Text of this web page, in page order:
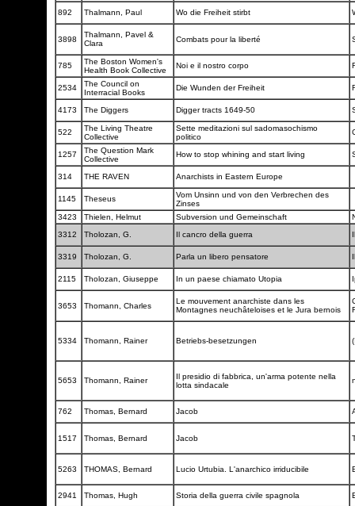
892 Thalmann, Paul Wo die Freiheit stirbt
3898
Thalmann, Pavel &
Clara
Combats pour la liberté
785
The Boston Women's
Health Book Collective
Noi e il nostro corpo
2534
The Council on
Interracial Books
Die Wunden der Freiheit
4173 The Diggers Digger tracts 1649-50
522
The Living Theatre
Collective
Sette meditazioni sul sadomasochismo
politico
1257
The Question Mark
Collective
How to stop whining and start living
314 THE RAVEN Anarchists in Eastern Europe
1145 Theseus
Vom Unsinn und von den Verbrechen des
Zinses
3423
Thielen, Helmut Subversion und Gemeinschaft
3312
Tholozan, G. Il cancro della guerra
3319 Tholozan, G. Parla un libero pensatore
2115 Tholozan, Giuseppe In un paese chiamato Utopia
3653 Thomann, Charles
Le mouvement anarchiste dans les
Montagnes neuchâteloises et le Jura bernois
5334 Thomann, Rainer Betriebs-besetzungen
5653 Thomann, Rainer
Il presidio di fabbrica, un'arma potente nella
lotta sindacale
762 Thomas, Bernard Jacob
1517 Thomas, Bernard Jacob
5263 THOMAS, Bernard Lucio Urtubia. L'anarchico irriducibile
2941 Thomas, Hugh Storia della guerra civile spagnola